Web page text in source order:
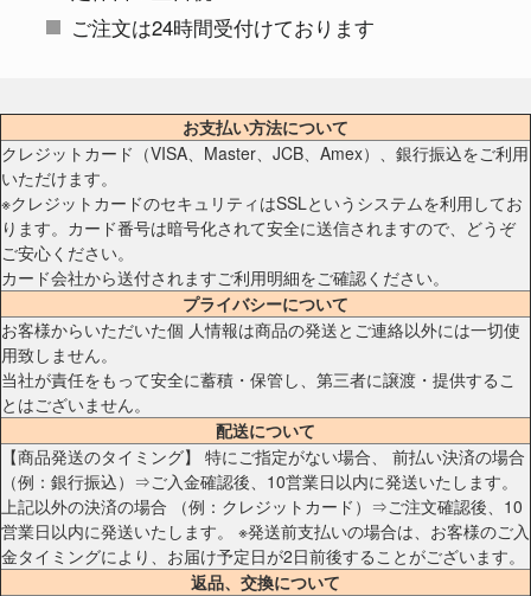
ご注文は24時間受付けております
お支払い方法について
クレジットカード（VISA、Master、JCB、Amex）、銀行振込をご利用
いただけます。
※クレジットカードのセキュリティはSSLというシステムを利用してお
ります。カード番号は暗号化されて安全に送信されますので、どうぞ
ご安心ください。
カード会社から送付されますご利用明細をご確認ください。
プライバシーについて
お客様からいただいた個 人情報は商品の発送とご連絡以外には一切使
用致しません。
当社が責任をもって安全に蓄積・保管し、第三者に譲渡・提供するこ
とはございません。
配送について
【商品発送のタイミング】 特にご指定がない場合、 前払い決済の場合
（例：銀行振込）⇒ご入金確認後、10営業日以内に発送いたします。
上記以外の決済の場合 （例：クレジットカード）⇒ご注文確認後、10
営業日以内に発送いたします。 ※発送前支払いの場合は、お客様のご入
金タイミングにより、お届け予定日が2日前後することがございます。
返品、交換について